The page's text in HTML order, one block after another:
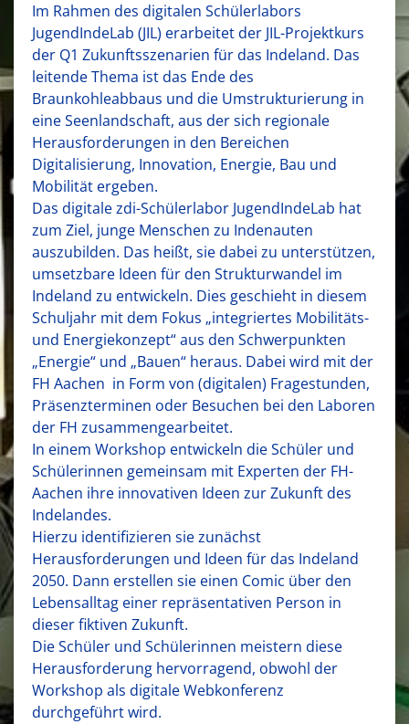
Im Rahmen des digitalen Schülerlabors
JugendIndeLab (JIL) erarbeitet der JIL-Projektkurs
der Q1 Zukunftsszenarien für das Indeland. Das
leitende Thema ist das Ende des
Braunkohleabbaus und die Umstrukturierung in
eine Seenlandschaft, aus der sich regionale
Herausforderungen in den Bereichen
Digitalisierung, Innovation, Energie, Bau und
Mobilität ergeben.
Das digitale zdi-Schülerlabor JugendIndeLab hat
zum Ziel, junge Menschen zu Indenauten
auszubilden. Das heißt, sie dabei zu unterstützen,
umsetzbare Ideen für den Strukturwandel im
Indeland zu entwickeln. Dies geschieht in diesem
Schuljahr mit dem Fokus „integriertes Mobilitäts-
und Energiekonzept“ aus den Schwerpunkten
„Energie“ und „Bauen“ heraus. Dabei wird mit der
FH Aachen in Form von (digitalen) Fragestunden,
Präsenzterminen oder Besuchen bei den Laboren
der FH zusammengearbeitet.
In einem Workshop entwickeln die Schüler und
Schülerinnen gemeinsam mit Experten der FH-
Aachen ihre innovativen Ideen zur Zukunft des
Indelandes.
Hierzu identifizieren sie zunächst
Herausforderungen und Ideen für das Indeland
2050. Dann erstellen sie einen Comic über den
Lebensalltag einer repräsentativen Person in
dieser fiktiven Zukunft.
Die Schüler und Schülerinnen meistern diese
Herausforderung hervorragend, obwohl der
Workshop als digitale Webkonferenz
durchgeführt wird.